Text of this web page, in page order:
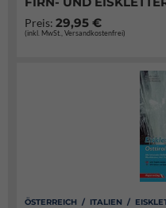
Preis: 29,95 €
(inkl. MwSt., Versandkostenfrei)
ÖSTERREICH / ITALIEN /